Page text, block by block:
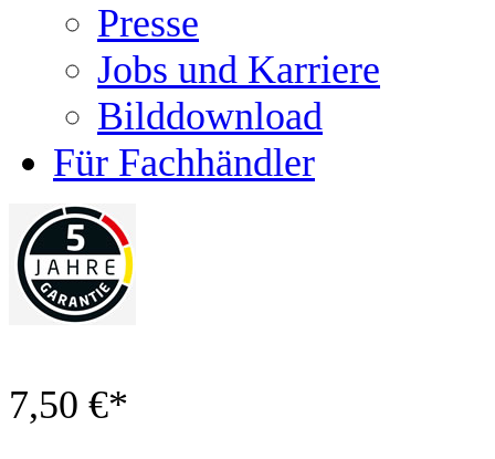
Presse
Jobs und Karriere
Bilddownload
Für Fachhändler
7,50 €*